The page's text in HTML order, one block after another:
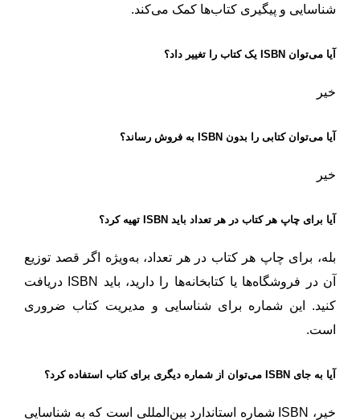
شناسایی و پیگیری کتاب‌ها کمک می‌کند.
آیا می‌توان ISBN یک کتاب را تغییر داد؟
خیر
آیا می‌توان کتابی را بدون ISBN به فروش رساند؟
خیر
آیا برای چاپ هر کتاب در هر تعداد باید ISBN تهیه کرد؟
بله، برای چاپ هر کتاب در هر تعداد، به‌ویژه اگر قصد توزیع
آن در فروشگاه‌ها یا کتابخانه‌ها را دارید، باید ISBN دریافت
کنید. این شماره برای شناسایی و مدیریت کتاب ضروری
است.
آیا به جای ISBN می‌توان از شماره دیگری برای کتاب استفاده کرد؟
خیر، ISBN شماره استاندارد بین‌المللی است که به شناسایی